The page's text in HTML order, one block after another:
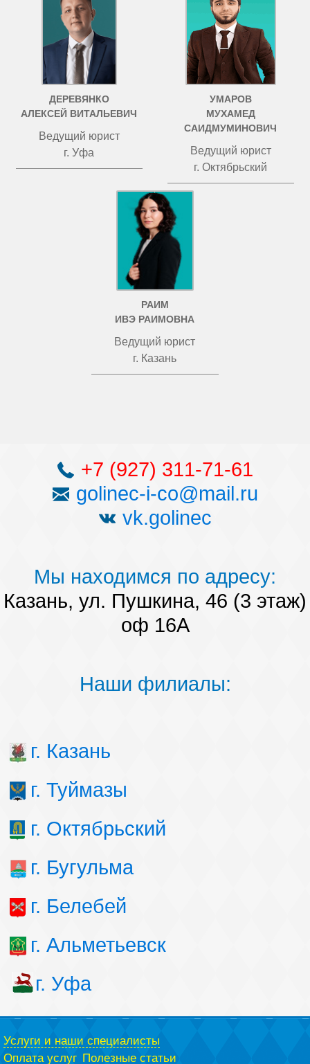
ДЕРЕВЯНКО
АЛЕКСЕЙ ВИТАЛЬЕВИЧ
Ведущий юрист
г. Уфа
УМАРОВ
МУХАМЕД
САИДМУМИНОВИЧ
Ведущий юрист
г. Октябрьский
РАИМ
ИВЭ РАИМОВНА
Ведущий юрист
г. Казань
+7 (927) 311-71-61
golinec-i-co@mail.ru
vk.golinec
Мы находимся по адресу:
Казань, ул. Пушкина, 46 (3 этаж)
оф 16А
Наши филиалы:
г. Казань
г. Туймазы
г. Октябрьский
г. Бугульма
г. Белебей
г. Альметьевск
г. Уфа
Услуги и наши специалисты
Оплата услуг Полезные статьи